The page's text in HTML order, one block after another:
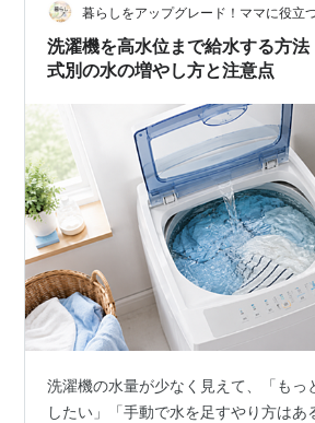
理のコツを紹介します。 この記事でわ
奥で食材が埋もれる原因 収納グッズ
暮らしをアップグレード！ママに役立
洗濯機を高水位まで給水する方
式別の水の増やし方と注意点
洗濯機の水量が少なく見えて、「もっ
したい」「手動で水を足すやり方はあ